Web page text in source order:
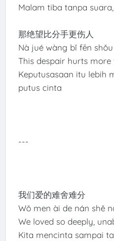
Malam tiba tanpa
那绝望比分手更伤人
Nà jué wàng bǐ fēn
This despair hurts
Keputusasaan itu lebih
putus cinta
---
我们爱的难舍难分
Wǒ men ài de nán shě
We loved so deeply,
Kita mencinta sampai